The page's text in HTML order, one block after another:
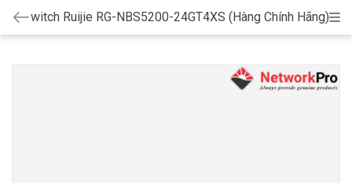
Switch Ruijie RG-NBS5200-24GT4XS (Hàng Chính Hãng)